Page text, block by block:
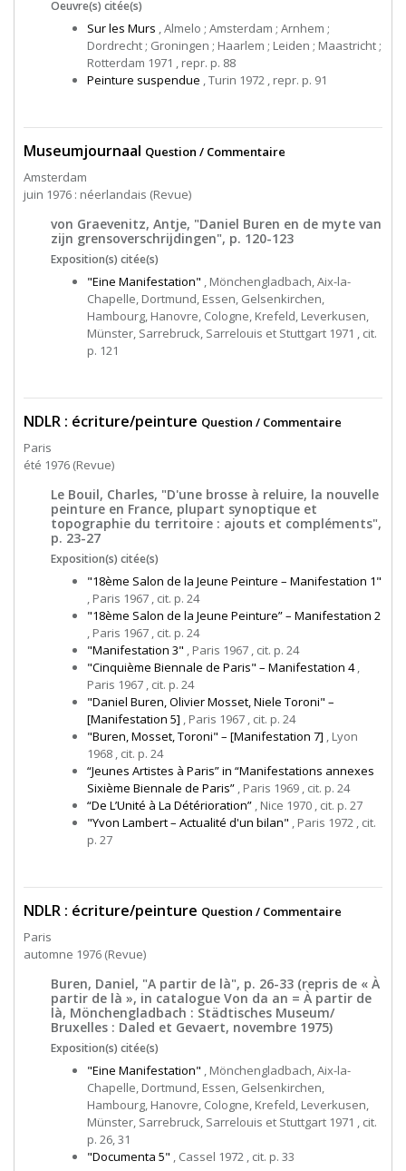
Oeuvre(s) citée(s)
Sur les Murs , Almelo ; Amsterdam ; Arnhem ;
Dordrecht ; Groningen ; Haarlem ; Leiden ; Maastricht ;
Rotterdam 1971 , repr. p. 88
Peinture suspendue , Turin 1972 , repr. p. 91
Museumjournaal Question / Commentaire
Amsterdam
juin 1976 : néerlandais (Revue)
von Graevenitz, Antje, "Daniel Buren en de myte van
zijn grensoverschrijdingen", p. 120-123
Exposition(s) citée(s)
"Eine Manifestation" , Mönchengladbach, Aix-la-
Chapelle, Dortmund, Essen, Gelsenkirchen,
Hambourg, Hanovre, Cologne, Krefeld, Leverkusen,
Münster, Sarrebruck, Sarrelouis et Stuttgart 1971 , cit.
p. 121
NDLR : écriture/peinture Question / Commentaire
Paris
été 1976 (Revue)
Le Bouil, Charles, "D'une brosse à reluire, la nouvelle
peinture en France, plupart synoptique et
topographie du territoire : ajouts et compléments",
p. 23-27
Exposition(s) citée(s)
"18ème Salon de la Jeune Peinture – Manifestation 1"
, Paris 1967 , cit. p. 24
"18ème Salon de la Jeune Peinture” – Manifestation 2
, Paris 1967 , cit. p. 24
"Manifestation 3" , Paris 1967 , cit. p. 24
"Cinquième Biennale de Paris" – Manifestation 4,
Paris 1967 , cit. p. 24
"Daniel Buren, Olivier Mosset, Niele Toroni" –
[Manifestation 5] , Paris 1967 , cit. p. 24
"Buren, Mosset, Toroni" – [Manifestation 7] , Lyon
1968 , cit. p. 24
“Jeunes Artistes à Paris” in “Manifestations annexes
Sixième Biennale de Paris” , Paris 1969 , cit. p. 24
“De L’Unité à La Détérioration” , Nice 1970 , cit. p. 27
"Yvon Lambert – Actualité d'un bilan" , Paris 1972 , cit.
p. 27
NDLR : écriture/peinture Question / Commentaire
Paris
automne 1976 (Revue)
Buren, Daniel, "A partir de là", p. 26-33 (repris de « À
partir de là », in catalogue Von da an = À partir de
là, Mönchengladbach : Städtisches Museum/
Bruxelles : Daled et Gevaert, novembre 1975)
Exposition(s) citée(s)
"Eine Manifestation" , Mönchengladbach, Aix-la-
Chapelle, Dortmund, Essen, Gelsenkirchen,
Hambourg, Hanovre, Cologne, Krefeld, Leverkusen,
Münster, Sarrebruck, Sarrelouis et Stuttgart 1971 , cit.
p. 26, 31
"Documenta 5" , Cassel 1972 , cit. p. 33